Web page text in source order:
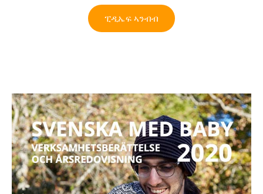
ፒዲኤፍ ኣንብብ